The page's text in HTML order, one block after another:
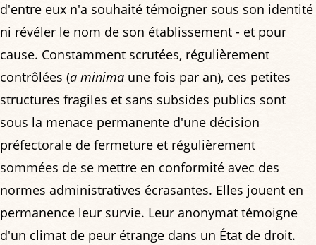
d'entre eux n'a souhaité témoigner sous son identité
ni révéler le nom de son établissement - et pour
cause. Constamment scrutées, régulièrement
contrôlées (a minima une fois par an), ces petites
structures fragiles et sans subsides publics sont
sous la menace permanente d'une décision
préfectorale de fermeture et régulièrement
sommées de se mettre en conformité avec des
normes administratives écrasantes. Elles jouent en
permanence leur survie. Leur anonymat témoigne
d'un climat de peur étrange dans un État de droit.